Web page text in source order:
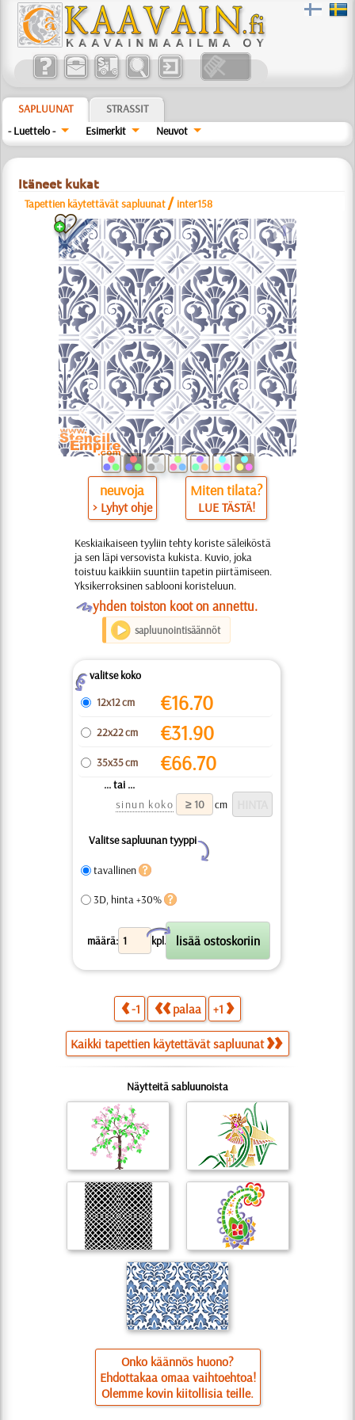
SAPLUUNAT
STRASSIT
- Luettelo -
Esimerkit Neuvot
Itäneet kukat
Tapettien käytettävät sapluunat / inter158
a
neuvoja
> Lyhyt ohje
Miten tilata?
LUE TÄSTÄ!
Keskiaikaiseen tyyliin tehty koriste säleiköstä
ja sen läpi versovista kukista. Kuvio, joka
toistuu kaikkiin suuntiin tapetin piirtämiseen.
Yksikerroksinen sablooni koristeluun.
Oyhden toiston koot on annettu.
sapluunointisäännöt
Zvalitse koko
12x12 cm
€16.70
22x22 cm €31.90
35x35 cm €66.70
... tai ...
sinun koko
cm
Valitse sapluunan tyyppi
Y
tavallinen
3D, hinta +30%
määrä: kpl.
X
-1 palaa +1
Kaikki tapettien käytettävät sapluunat
Näytteitä sabluunoista
Onko käännös huono?
Ehdottakaa omaa vaihtoehtoa!
Olemme kovin kiitollisia teille.